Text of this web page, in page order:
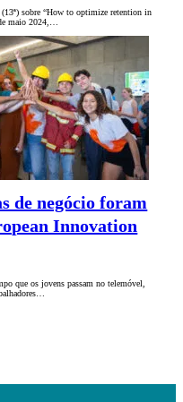
sobre “How to optimize retention in
maio 2024,…
de negócio foram
Innovation
que os jovens passam no telemóvel,